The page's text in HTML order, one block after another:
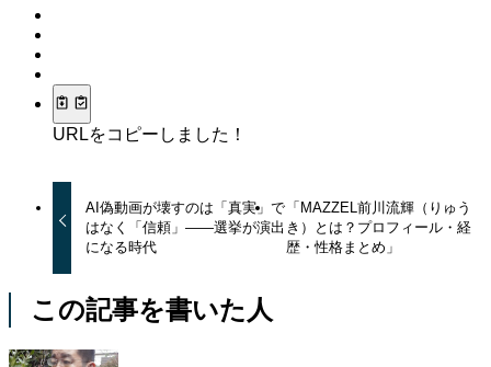
URLをコピーしました！
AI偽動画が壊すのは「真実」で
はなく「信頼」——選挙が演出
になる時代
「MAZZEL前川流輝（りゅう
き）とは？プロフィール・経
歴・性格まとめ」
この記事を書いた人